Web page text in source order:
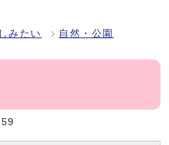
みたい 自然・公園